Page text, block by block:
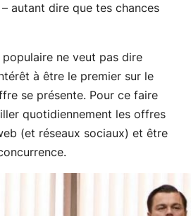
autant dire que tes chances
populaire ne veut pas dire
à être le premier sur le
se présente. Pour ce faire
quotidiennement les offres
(et réseaux sociaux) et être